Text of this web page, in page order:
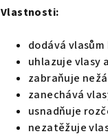
Vlastnosti:
dodává
uhlazuje vlasy
zabraňuje
zanechává
usnadňuje
nezatěžuje